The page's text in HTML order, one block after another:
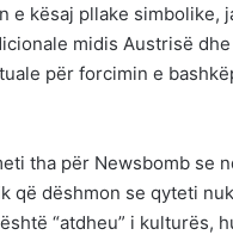
e kësaj pllake simbolike,
midis Austrisë
për forcimin e
tha për Newsbomb se
që dëshmon se qyteti
“atdheu” i kulturës,